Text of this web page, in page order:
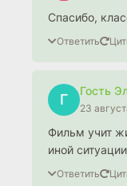
Спасибо,
Ответить
Г
Гость
23
Фильм учит
иной ситуации
Ответить